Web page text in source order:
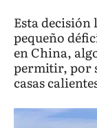
Esta decisión
pequeño
en China,
permitir, por
casas